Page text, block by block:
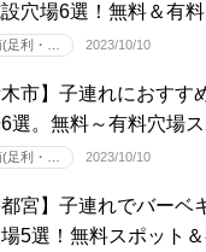
穴場6選！無料＆有
(足利・… 2023/10/10
木市】子連れにおすす
選。無料～有料穴場
(足利・… 2023/10/10
都宮】子連れでバーベ
場5選！無料スポット